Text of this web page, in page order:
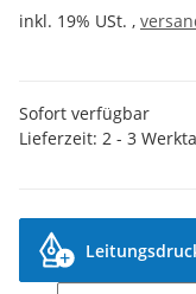
inkl. 19% USt. ,
Sofort verfügbar
Lieferzeit: 2 - 3